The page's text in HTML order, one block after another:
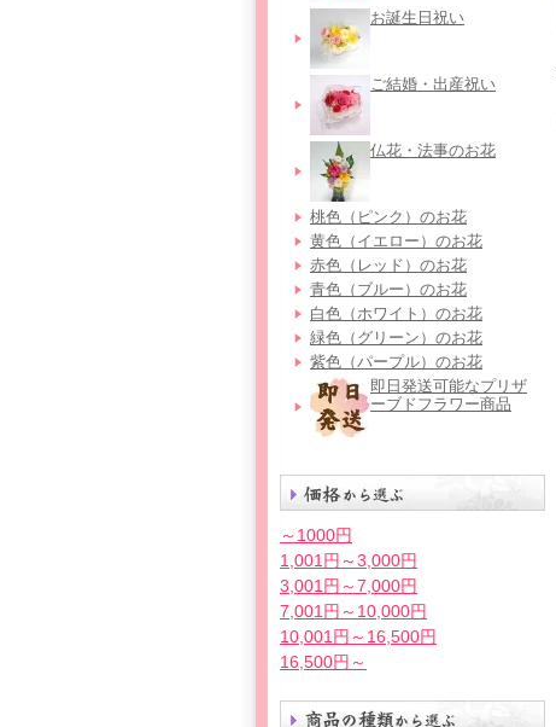
お誕生日祝い
ご結婚・出産祝い
仏花・法事のお花
桃色（ピンク）のお花
黄色（イエロー）のお花
赤色（レッド）のお花
青色（ブルー）のお花
白色（ホワイト）のお花
緑色（グリーン）のお花
紫色（パープル）のお花
即日発送可能なプリザ
ーブドフラワー商品
～1000円
1,001円～3,000円
3,001円～7,000円
7,001円～10,000円
10,001円～16,500円
16,500円～